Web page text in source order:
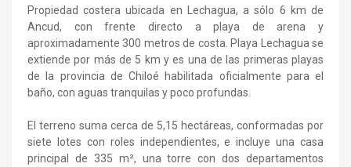
Propiedad costera ubicada en Lechagua, a sólo 6 km de
Ancud, con frente directo a playa de arena y
aproximadamente 300 metros de costa. Playa Lechagua se
extiende por más de 5 km y es una de las primeras playas
de la provincia de Chiloé habilitada oficialmente para el
baño, con aguas tranquilas y poco profundas.
El terreno suma cerca de 5,15 hectáreas, conformadas por
siete lotes con roles independientes, e incluye una casa
principal de 335 m², una torre con dos departamentos